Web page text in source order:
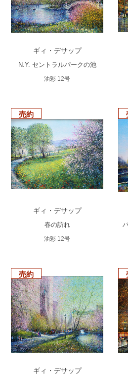
ギィ・デサップ
N.Y. セントラルパークの池
油彩 12号
売約
ギィ・デサップ
春の訪れ
油彩 12号
売約
ギィ・デサップ